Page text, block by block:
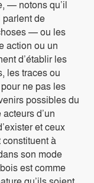
— notons qu’il
de
— ou les
action ou un
d’établir les
les traces ou
ne pas les
possibles du
d’un
et ceux
constituent à
son mode
est comme